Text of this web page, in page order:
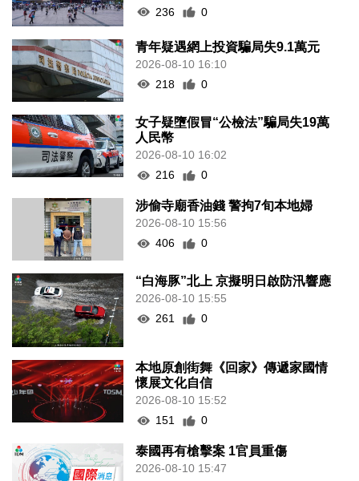
236
0
青年疑遇網上投資騙局失9.1萬元
2026-08-10 16:10
218
0
女子疑墮假冒“公檢法”騙局失19萬
人民幣
2026-08-10 16:02
216
0
涉偷寺廟香油錢 警拘7旬本地婦
2026-08-10 15:56
406
0
“白海豚”北上 京擬明日啟防汛響應
2026-08-10 15:55
261
0
本地原創街舞《回家》傳遞家國情
懷展文化自信
2026-08-10 15:52
151
0
泰國再有槍擊案 1官員重傷
2026-08-10 15:47